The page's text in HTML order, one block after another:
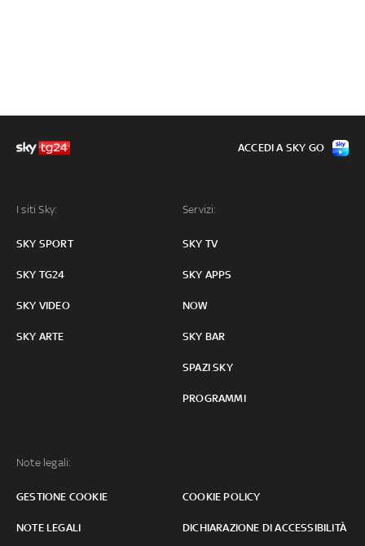
I siti Sky:
SKY SPORT
SKY TG24
SKY VIDEO
SKY ARTE
Servizi:
SKY TV
SKY APPS
NOW
SKY BAR
SPAZI SKY
PROGRAMMI
Note legali:
GESTIONE COOKIE COOKIE POLICY
NOTE LEGALI DICHIARAZIONE DI ACCESSIBILITÀ
ACCEDI A SKY GO